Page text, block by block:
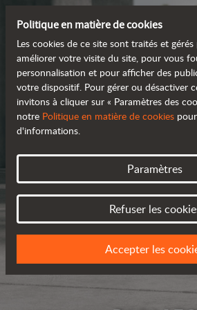
Politique en matière de cookies
Les cookies de ce site sont traités et
améliorer votre visite du site, pour vous
personnalisation et pour afficher des
votre dispositif. Pour gérer ou désactiver
invitons à cliquer sur « Paramètres des
notre Politique en matière de cookies
d'informations.
Paramètres
Refuser les
Accepter les